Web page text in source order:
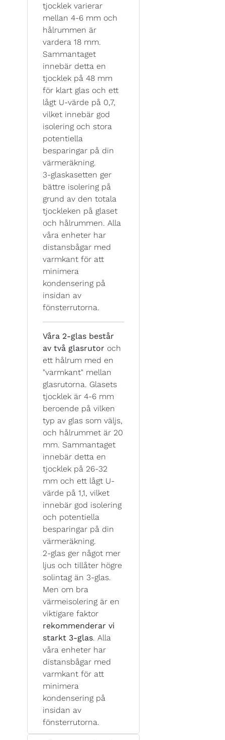
tjocklek varierar
mellan 4-6 mm och
hålrummen är
vardera 18 mm.
Sammantaget
innebär detta en
tjocklek på 48 mm
för klart glas och ett
lågt U-värde på 0,7,
vilket innebär god
isolering och stora
potentiella
besparingar på din
värmeräkning.
3-glaskasetten ger
bättre isolering på
grund av den totala
tjockleken på glaset
och hålrummen. Alla
våra enheter har
distansbågar med
varmkant för att
minimera
kondensering på
insidan av
fönsterrutorna.
Våra 2-glas består
av två glasrutor och
ett hålrum med en
"varmkant" mellan
glasrutorna. Glasets
tjocklek är 4-6 mm
beroende på vilken
typ av glas som väljs,
och hålrummet är 20
mm. Sammantaget
innebär detta en
tjocklek på 26-32
mm och ett lågt U-
värde på 1,1, vilket
innebär god isolering
och potentiella
besparingar på din
värmeräkning.
2-glas ger något mer
ljus och tillåter högre
solintag än 3-glas.
Men om bra
värmeisolering är en
viktigare faktor
rekommenderar vi
starkt 3-glas. Alla
våra enheter har
distansbågar med
varmkant för att
minimera
kondensering på
insidan av
fönsterrutorna.